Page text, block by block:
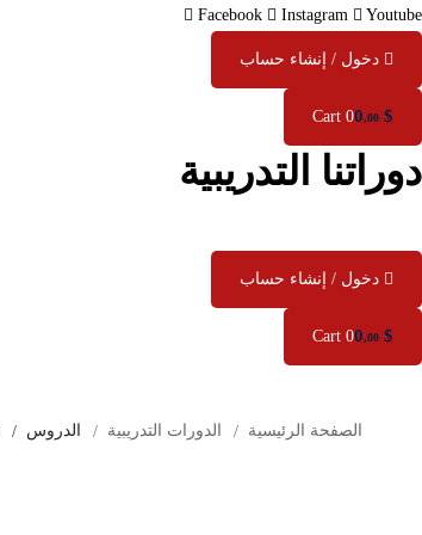
Facebook Instagram Youtube
دخول / إنشاء حساب
0,00 $
0
Cart
دوراتنا التدريبية
دخول / إنشاء حساب
0,00 $
0
Cart
الصفحة الرئيسية الدورات التدريبية الدروس